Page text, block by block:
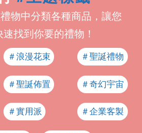
物中分類各種商品，讓您
找到你要的禮物！
＃浪漫花束 ＃聖誕禮物
＃聖誕佈置 ＃奇幻宇宙
＃實用派 ＃企業客製